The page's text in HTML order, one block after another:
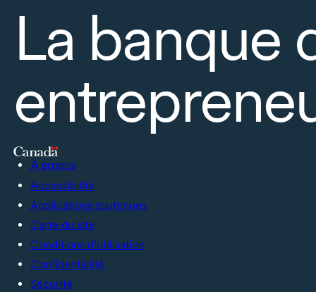
La banque
À propos
Accessibilité
Applications soutenues
Carte du site
Conditions d’utilisation
Confidentialité
Sécurité